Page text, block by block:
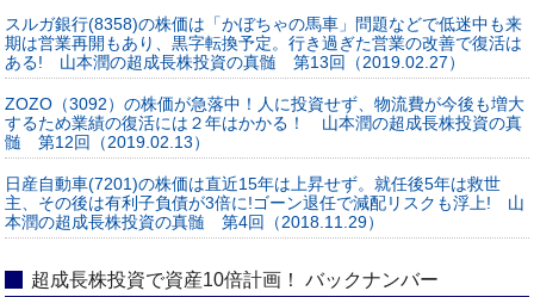
スルガ銀行(8358)の株価は「かぼちゃの馬車」問題などで低迷中も来
期は営業再開もあり、黒字転換予定。行き過ぎた営業の改善で復活は
ある! 山本潤の超成長株投資の真髄 第13回（2019.02.27）
ZOZO（3092）の株価が急落中！人に投資せず、物流費が今後も増大
するため業績の復活には２年はかかる！ 山本潤の超成長株投資の真
髄 第12回（2019.02.13）
日産自動車(7201)の株価は直近15年は上昇せず。就任後5年は救世
主、その後は有利子負債が3倍に!ゴーン退任で減配リスクも浮上! 山
本潤の超成長株投資の真髄 第4回（2018.11.29）
超成長株投資で資産10倍計画！ バックナンバー